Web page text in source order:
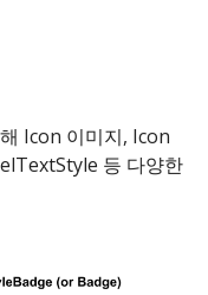
Icon 이미지, Icon
등 다양한